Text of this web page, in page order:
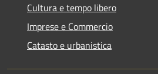
Cultura e tempo libero
Imprese e Commercio
Catasto e urbanistica